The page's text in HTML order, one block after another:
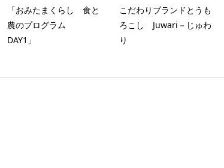
「おみたまくらし 食と
農のプログラム
DAY1」
こだわりブランドとうも
ろこし Juwari－じゅわ
り